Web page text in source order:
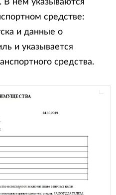
В нём указываются
средстве:
и данные о
и указывается
средства.